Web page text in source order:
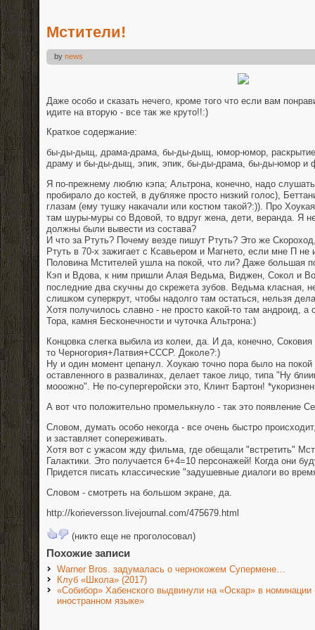
Мстители!
by news
Даже особо и сказать нечего, кроме того что если вам
идите на вторую - все так же круто!!:)
Краткое содержание:
бы-ды-дыщ, драма-драма, бы-ды-дыщ, юмор-юмор, раскрытие
драму и бы-ды-дыщ, эпик, эпик, бы-ды-драма, бы-ды-юмор и
Я по-прежнему люблю кэпа; Альтрона, конечно, надо
пробирало до костей, в дубляже просто низкий голос),
глазам (ему тушку накачали или костюм такой?:)). Про
там шуры-муры со Вдовой, то вдруг жена, дети, веранда. Я
должны были вывести из состава?
И что за Ртуть? Почему везде пишут Ртуть? Это же
Ртуть в 70-х зажигает с Ксавьером и Магнето, если мне П не
Половина Мстителей ушла на покой, что ли? Даже большая
Кэп и Вдова, к ним пришли Алая Ведьма, Виджен, Сокол и
последние два скучны до скрежета зубов. Ведьма класная,
слишком суперкрут, чтобы надолго там остаться, нельзя
Хотя получилось славно - не просто какой-то там андроид,
Тора, камня Бесконечности и чуточка Альтрона:)
Концовка слегка выбила из колеи, да. И да, конечно,
то Черногория+Латвия+СССР. Доколе?:)
Ну и один момент цепанул. Хоукаю точно пора было на покой
оставленного в развалинах, делает такое лицо, типа "Ну
мооожно". Не по-супергеройски это, Клинт Бартон!
А вот что положительно промелькнуло - так это появление
Словом, думать особо некогда - все очень быстро
и заставляет сопереживать.
Хотя вот с ужасом жду фильма, где обещали "встретить"
Галактики. Это получается 6+4=10 персонажей! Когда они
Придется писать классические "задушевные диалоги во
Словом - смотреть на большом экране, да.
http://korieversson.livejournal.com/475679.html
(никто еще не проголосовал)
Похожие записи
Warner Bros. задумалась о чернокожем Супермене…
Клуб «Школа» (2017)
«Собибор» Хабенского выдвинули на «Оскар» в
иностранном языке»